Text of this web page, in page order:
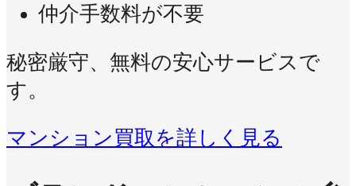
仲介手数料が不要
秘密厳守、無料の安心サービスで
す。
マンション買取を詳しく見る